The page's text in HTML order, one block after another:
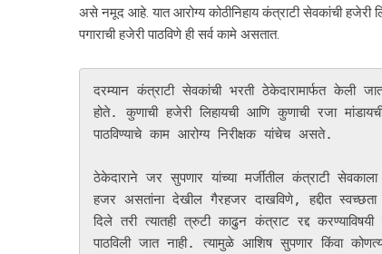
असे नमूद आहे. यात आरोग्य कोठीनिहाय कंत्राटी सेवकांची हजेरी
पगाराची हजेरी पाठविणे ही सर्व कामे असतात.
दरम्यान कंत्राटी सेवकांची भरती ठेकेदारामार्फत केली
होते. कुणाची हजेरी लिहायची आणि कुणाची रजा
पाठविण्याचे काम आरोग्य निरीक्षक यांचेच असते.
ठेकेदाराने जर सुपणार यांच्या मर्जीतील कंत्राटी
हजर असतांना देखील गैरहजर दाखविणे, हद्दीत स्वच्छता
दिले तरी त्यातही त्रुटी काढुन कंत्राट रद्द
पाठविली जात नाही. त्यामुळे आशिष सुपणार किंवा